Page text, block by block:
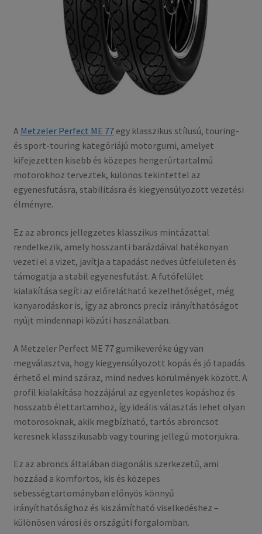
A Metzeler Perfect ME 77egy klasszikus stílusú, touring-
és sport-touring kategóriájú motorgumi, amelyet
kifejezetten kisebb és közepes hengerűrtartalmú
motorokhoz terveztek, különös tekintettel az
egyenesfutásra, stabilitásra és kiegyensúlyozott vezetési
élményre.
Ez az abroncs jellegzetes klasszikus mintázattal
rendelkezik, amely hosszanti barázdáival hatékonyan
vezeti el a vizet, javítja a tapadást nedves útfelületen és
támogatja a stabil egyenesfutást. A futófelület
kialakítása segíti az előrelátható kezelhetőséget, még
kanyarodáskor is, így az abroncs precíz irányíthatóságot
nyújt mindennapi közúti használatban.
A Metzeler Perfect ME 77 gumikeveréke úgy van
megválasztva, hogy kiegyensúlyozott kopás és jó tapadás
érhető el mind száraz, mind nedves körülmények között. A
profil kialakítása hozzájárul az egyenletes kopáshoz és
hosszabb élettartamhoz, így ideális választás lehet olyan
motorosoknak, akik megbízható, tartós abroncsot
keresnek klasszikusabb vagy touring jellegű motorjukra.
Ez az abroncs általában diagonális szerkezetű, ami
hozzáad a komfortos, kis és közepes
sebességtartományban előnyös könnyű
irányíthatósághoz és kiszámítható viselkedéshez –
különösen városi és országúti forgalomban.